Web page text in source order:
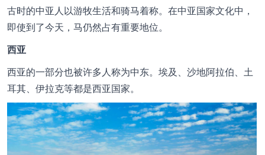
古时的中亚人以游牧生活和骑马着称。在中亚国家文化中，
即使到了今天，马仍然占有重要地位。
西亚
西亚的一部分也被许多人称为中东。埃及、沙地阿拉伯、土
耳其、伊拉克等都是西亚国家。